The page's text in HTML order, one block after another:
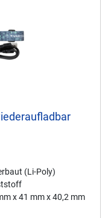
(Li-Poly)
x 41 mm x 40,2 mm